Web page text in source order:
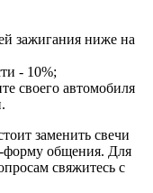
зажигания ниже на
- 10%;
своего автомобиля
заменить свечи
форму общения. Для
свяжитесь с